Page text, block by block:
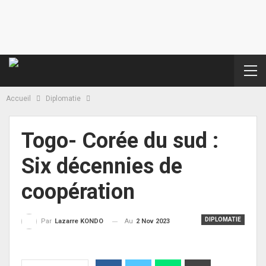
Accueil Diplomatie
Togo- Corée du sud :
Six décennies de
coopération
DIPLOMATIE
Par Lazarre KONDO Au 2 Nov 2023